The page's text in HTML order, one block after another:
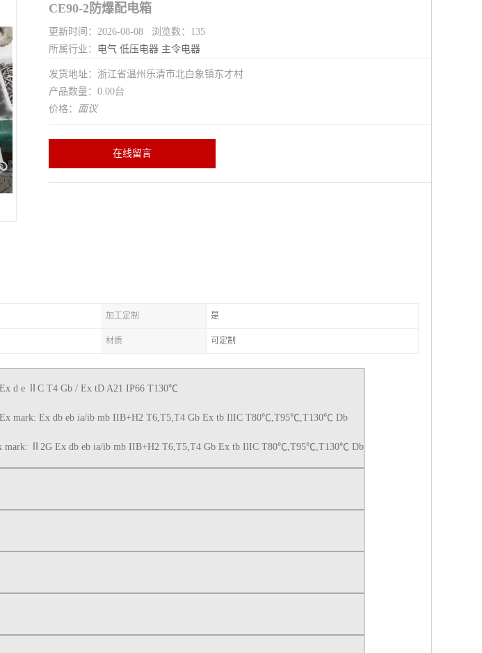
CE90-2防爆配电箱
更新时间：2026-08-08 浏览数：135
所属行业： 电气 低压电器 主令电器
发货地址：浙江省温州乐清市北白象镇东才村
产品数量：0.00台
价格： 面议
在线留言
加工定制 是
材质 可定制
d e ⅡC T4 Gb / Ex tD A21 IP66 T130℃
mark: Ex db eb ia/ib mb IIB+H2 T6,T5,T4 Gb Ex tb IlIC T80℃,T95℃,T130℃ Db
mark: Ⅱ2G Ex db eb ia/ib mb IIB+H2 T6,T5,T4 Gb Ex tb IlIC T80℃,T95℃,T130℃ Db